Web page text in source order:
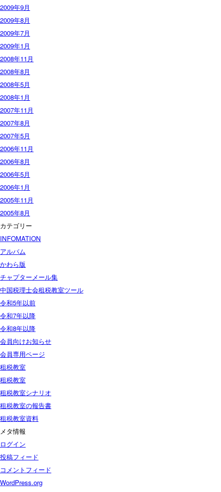
2009年9月
2009年8月
2009年7月
2009年1月
2008年11月
2008年8月
2008年5月
2008年1月
2007年11月
2007年8月
2007年5月
2006年11月
2006年8月
2006年5月
2006年1月
2005年11月
2005年8月
カテゴリー
INFOMATION
アルバム
かわら版
チャプターメール集
中国税理士会租税教室ツール
令和5年以前
令和7年以降
令和8年以降
会員向けお知らせ
会員専用ページ
租税教室
租税教室
租税教室シナリオ
租税教室の報告書
租税教室資料
メタ情報
ログイン
投稿フィード
コメントフィード
WordPress.org